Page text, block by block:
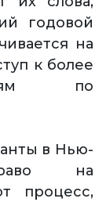
годовой
на
к более
по
в Нью-
на
процесс,